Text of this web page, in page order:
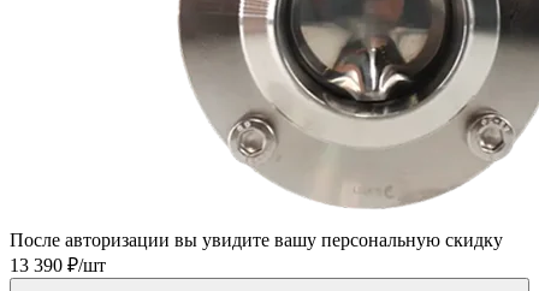
После авторизации вы увидите вашу персональную скидку
13 390 ₽/шт